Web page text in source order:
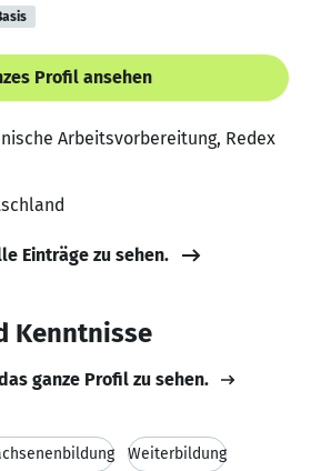
Profil ansehen
Arbeitsvorbereitung, Redex
Einträge zu sehen.
Kenntnisse
ganze Profil zu sehen.
Weiterbildung